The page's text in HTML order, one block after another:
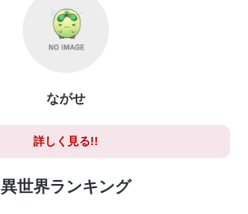
ながせ
詳しく見る!!
異世界ランキング